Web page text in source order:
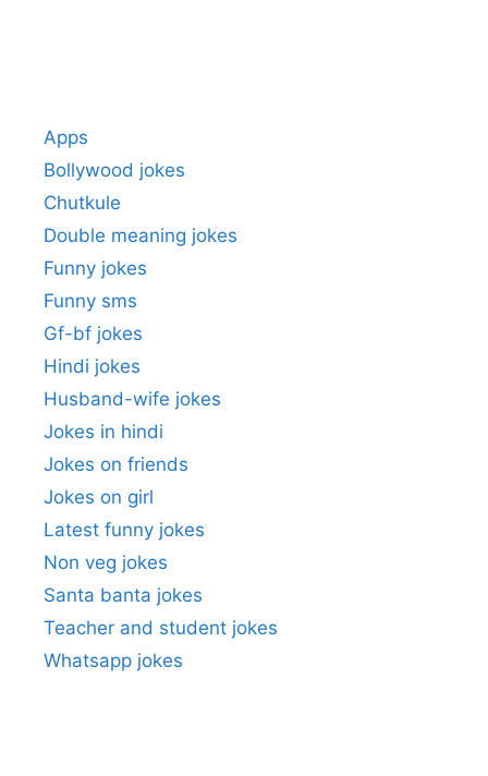
Apps
Bollywood jokes
Chutkule
Double meaning jokes
Funny jokes
Funny sms
Gf-bf jokes
Hindi jokes
Husband-wife jokes
Jokes in hindi
Jokes on friends
Jokes on girl
Latest funny jokes
Non veg jokes
Santa banta jokes
Teacher and student jokes
Whatsapp jokes